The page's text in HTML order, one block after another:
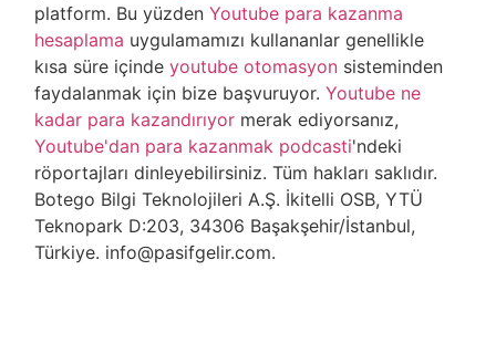
platform. Bu yüzdenYoutube para kazanma
hesaplama uygulamamızı kullananlar genellikle
kısa süre içindeyoutube otomasyon sisteminden
faydalanmak için bize başvuruyor.Youtube ne
kadar para kazandırıyor merak ediyorsanız,
Youtube'dan para kazanmak podcasti'ndeki
röportajları dinleyebilirsiniz. Tüm hakları saklıdır.
Botego Bilgi Teknolojileri A.Ş. İkitelli OSB, YTÜ
Teknopark D:203, 34306 Başakşehir/İstanbul,
Türkiye. info@pasifgelir.com.